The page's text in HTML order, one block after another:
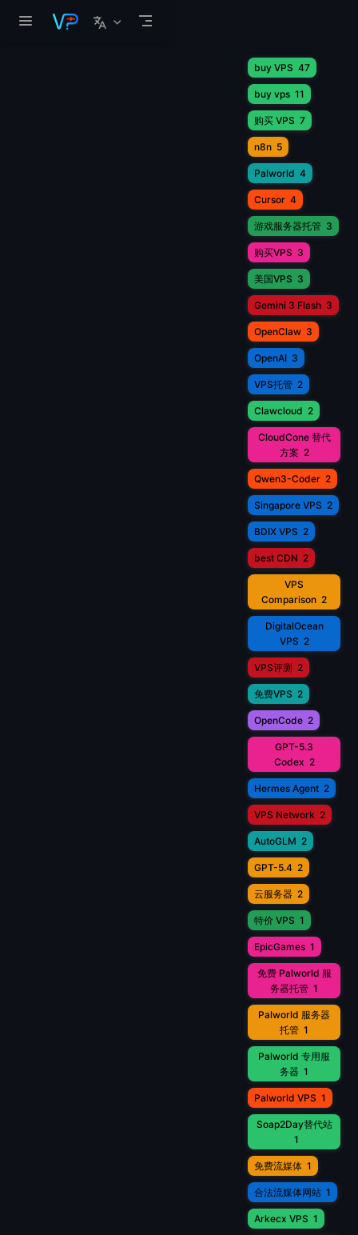
buy VPS 47
buy vps 11
购买 VPS 7
n8n 5
Palworld 4
Cursor 4
游戏服务器托管 3
购买VPS 3
美国VPS 3
Gemini 3 Flash 3
OpenClaw 3
OpenAI 3
VPS托管 2
Clawcloud 2
CloudCone 替代
方案 2
Qwen3-Coder 2
Singapore VPS 2
BDIX VPS 2
best CDN 2
VPS
Comparison 2
DigitalOcean
VPS 2
VPS评测 2
免费VPS 2
OpenCode 2
GPT-5.3
Codex 2
Hermes Agent 2
VPS Network 2
AutoGLM 2
GPT-5.4 2
云服务器 2
特价 VPS 1
EpicGames 1
免费 Palworld 服
务器托管 1
Palworld 服务器
托管 1
Palworld 专用服
务器 1
Palworld VPS 1
Soap2Day替代站
1
免费流媒体 1
合法流媒体网站 1
Arkecx VPS 1